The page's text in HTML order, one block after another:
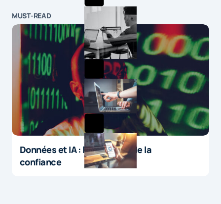
MUST-READ
Données et IA : le paradoxe de la
confiance